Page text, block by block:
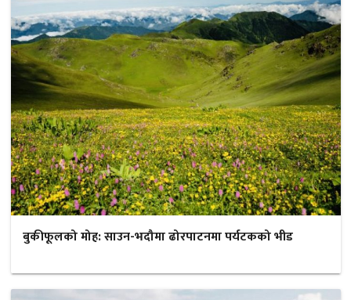
बुकीफूलको मोह: साउन-भदौमा ढोरपाटनमा पर्यटकको भीड